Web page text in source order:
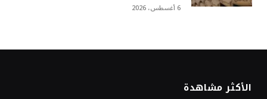
6 أغسطس، 2026
الأكثر مشاهدة